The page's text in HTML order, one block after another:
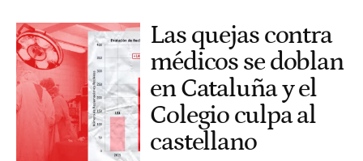
Las quejas contra
médicos se doblan
en Cataluña y el
Colegio culpa al
castellano